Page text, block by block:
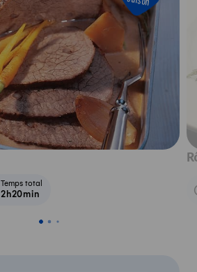
Temps total
2h20min